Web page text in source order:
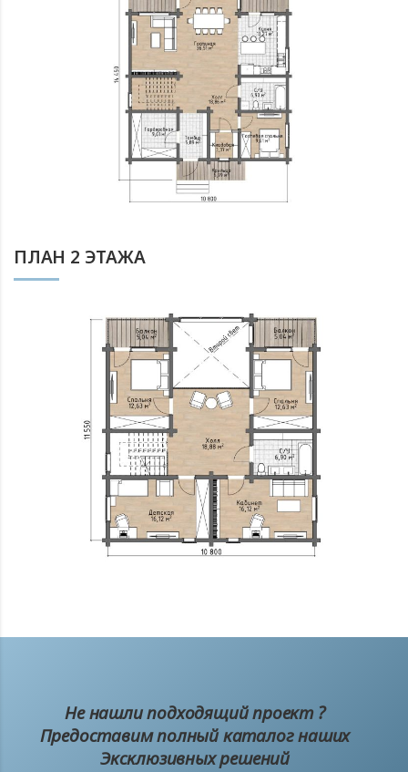
ПЛАН 2 ЭТАЖА
Не нашли подходящий проект ?
Предоставим полный каталог наших
Эксклюзивных решений